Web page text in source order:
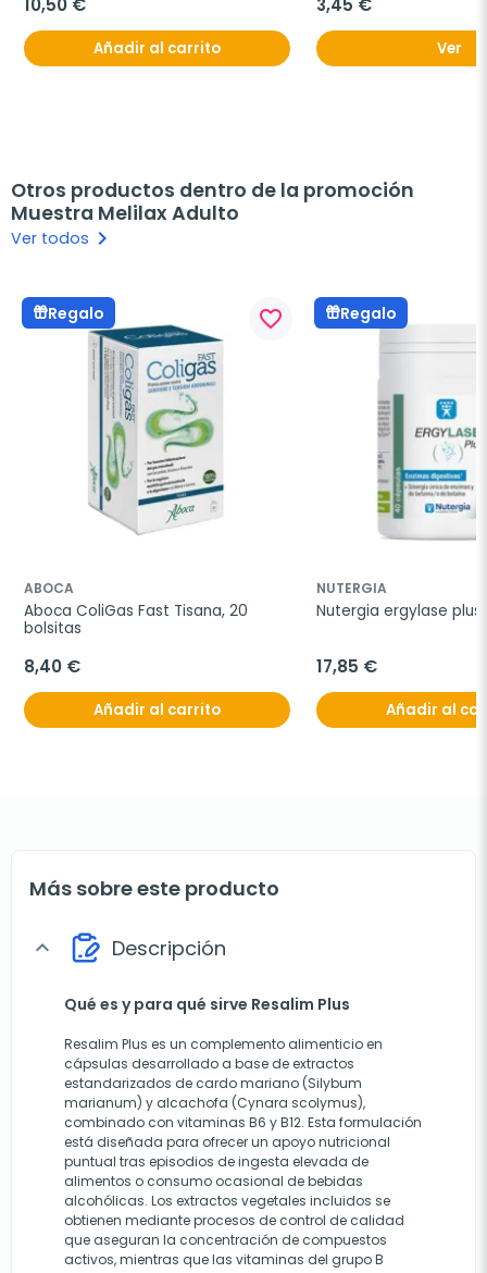
10,50 €
Añadir al carrito
3,45 €
Ver
Otros productos dentro de la promoción
Muestra Melilax Adulto
Ver todos keyboard_arrow_right
Regalo favorite_border
ABOCA
Aboca ColiGas Fast Tisana, 20
bolsitas
8,40 €
Añadir al carrito
Regalo
NUTERGIA
Nutergia ergylase
17,85 €
Añadir al
Más sobre este producto
expand_more Descripción
Qué es y para qué sirve Resalim Plus
Resalim Plus es un complemento alimenticio en
cápsulas desarrollado a base de extractos
estandarizados de cardo mariano (Silybum
marianum) y alcachofa (Cynara scolymus),
combinado con vitaminas B6 y B12. Esta formulación
está diseñada para ofrecer un apoyo nutricional
puntual tras episodios de ingesta elevada de
alimentos o consumo ocasional de bebidas
alcohólicas. Los extractos vegetales incluidos se
obtienen mediante procesos de control de calidad
que aseguran la concentración de compuestos
activos, mientras que las vitaminas del grupo B